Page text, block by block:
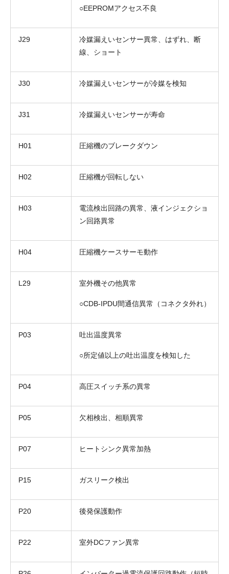
○EEPROMアクセス不良
J29
冷媒漏えいセンサー異常、はずれ、断
線、ショート
J30 冷媒漏えいセンサーが冷媒を検知
J31 冷媒漏えいセンサーが寿命
H01 圧縮機のブレークダウン
H02 圧縮機が回転しない
H03
電流検出回路の異常、液インジェクショ
ン回路異常
H04 圧縮機ケースサーモ動作
L29 室外機その他異常
○CDB-IPDU間通信異常（コネクタ外れ）
P03 吐出温度異常
○所定値以上の吐出温度を検知した
P04 高圧スイッチ系の異常
P05 欠相検出、相順異常
P07 ヒートシンク異常加熱
P15 ガスリーク検出
P20 後発保護動作
P22 室外DCファン異常
お名前
メールアドレス
機器お見積り依頼
ご相談
メッセージ